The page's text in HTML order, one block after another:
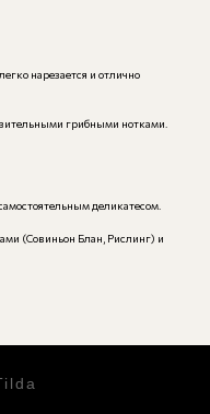
нарезается и отлично
грибными нотками.
деликатесом.
(Совиньон Блан, Рислинг) и